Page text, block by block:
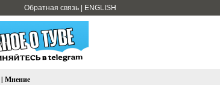
Обратная связь ENGLISH
| Мнение